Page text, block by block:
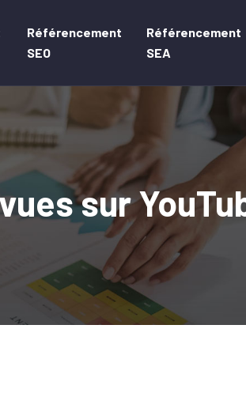
Référencement
SEO
Référencement
SEA
sur